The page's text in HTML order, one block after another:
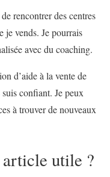
rencontrer des centres
je vends. Je pourrais
avec du coaching.
d’aide à la vente de
confiant. Je peux
à trouver de nouveaux
utile ?